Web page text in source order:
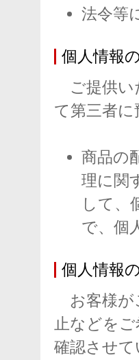
法令等
個人情報
ご提供い
て第三者
商品の
理に関
して、
で、個
個人情報
お客様が
止などを
確認させ